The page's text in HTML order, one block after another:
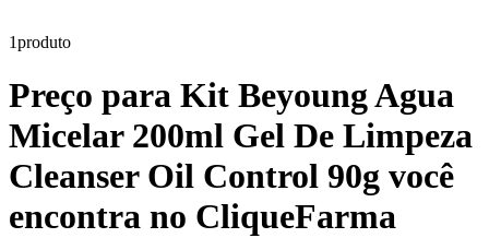
1produto
Preço para Kit Beyoung Agua
Micelar 200ml Gel De Limpeza
Cleanser Oil Control 90g você
encontra no CliqueFarma